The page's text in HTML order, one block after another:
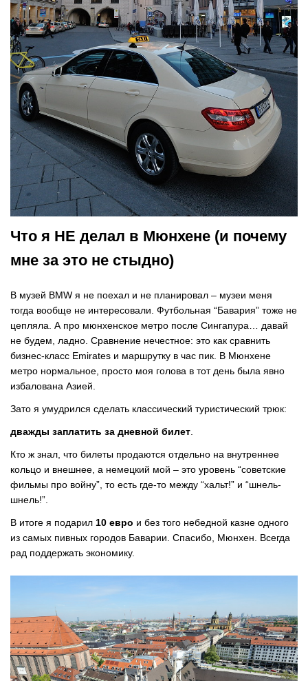
Что я НЕ делал в Мюнхене (и почему
мне за это не стыдно)
В музей BMW я не поехал и не планировал – музеи меня
тогда вообще не интересовали. Футбольная “Бавария” тоже не
цепляла. А про мюнхенское метро после Сингапура… давай
не будем, ладно. Сравнение нечестное: это как сравнить
бизнес-класс Emirates и маршрутку в час пик. В Мюнхене
метро нормальное, просто моя голова в тот день была явно
избалована Азией.
Зато я умудрился сделать классический туристический трюк:
дважды заплатить за дневной билет
Кто ж знал, что билеты продаются отдельно на внутреннее
кольцо и внешнее, а немецкий мой – это уровень “советские
фильмы про войну”, то есть где-то между “хальт!” и “шнель-
шнель!”.
В итоге я подарил 10 евро и без того небедной казне одного
из самых пивных городов Баварии. Спасибо, Мюнхен. Всегда
рад поддержать экономику.